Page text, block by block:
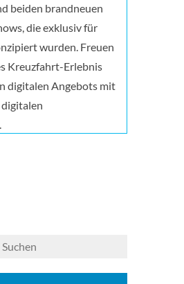
beiden brandneuen
die exklusiv für
wurden. Freuen
Kreuzfahrt-Erlebnis
digitalen Angebots mit
digitalen